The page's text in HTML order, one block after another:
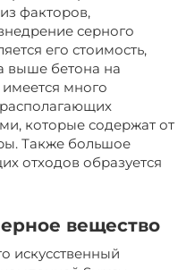
факторов,
серного
его стоимость,
выше бетона на
много
которые содержат от
Также большое
отходов образуется
вещество
искусственный